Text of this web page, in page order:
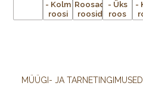
MÜÜGI- JA TARNETINGIMUSED